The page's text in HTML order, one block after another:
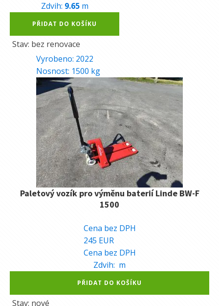
Zdvih: 9.65 m
PŘIDAT DO KOŠÍKU
Alternative:
Stav: bez renovace
Vyrobeno: 2022
Nosnost: 1500 kg
Paletový vozík pro výměnu baterií Linde BW-F
1500
Cena bez DPH
245 EUR
Cena bez DPH
Zdvih: m
PŘIDAT DO KOŠÍKU
Stav: nové